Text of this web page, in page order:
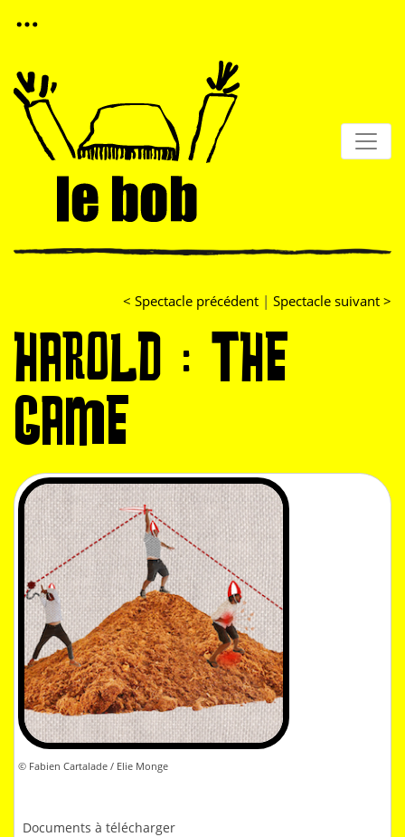
< Spectacle précédent | Spectacle suivant >
HAROLD : THE
GAME
© Fabien Cartalade / Elie Monge
Documents à télécharger